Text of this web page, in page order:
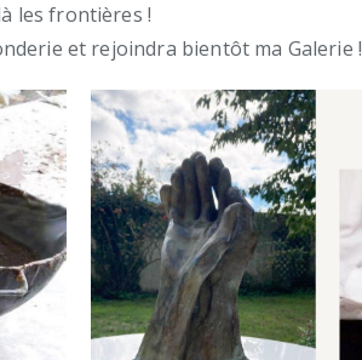
les frontières !
et rejoindra bientôt ma Galerie !